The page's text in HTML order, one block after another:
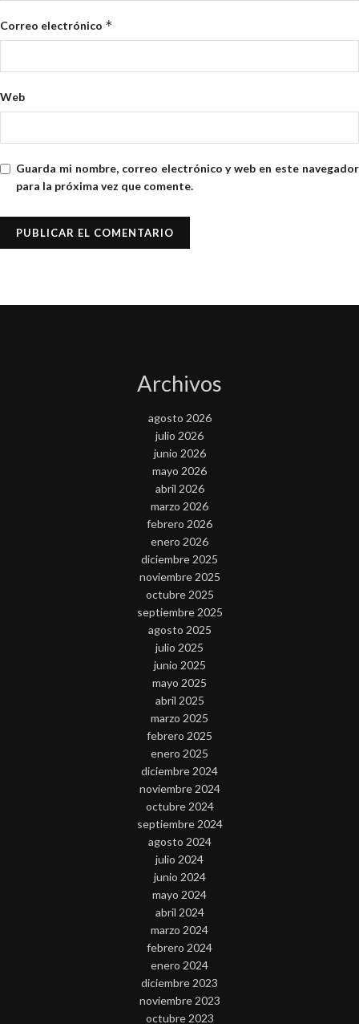
Correo electrónico *
Web
Guarda mi nombre, correo electrónico y web en este navegador
para la próxima vez que comente.
Archivos
agosto 2026
julio 2026
junio 2026
mayo 2026
abril 2026
marzo 2026
febrero 2026
enero 2026
diciembre 2025
noviembre 2025
octubre 2025
septiembre 2025
agosto 2025
julio 2025
junio 2025
mayo 2025
abril 2025
marzo 2025
febrero 2025
enero 2025
diciembre 2024
noviembre 2024
octubre 2024
septiembre 2024
agosto 2024
julio 2024
junio 2024
mayo 2024
abril 2024
marzo 2024
febrero 2024
enero 2024
diciembre 2023
noviembre 2023
octubre 2023